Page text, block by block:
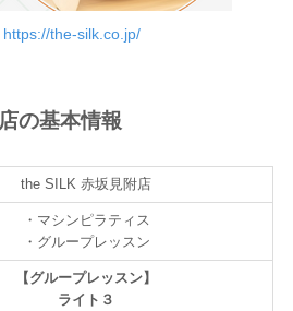
https://the-silk.co.jp/
の基本情報
the SILK 赤坂見附店
・マシンピラティス
・グループレッスン
【グループレッスン】
ライト３